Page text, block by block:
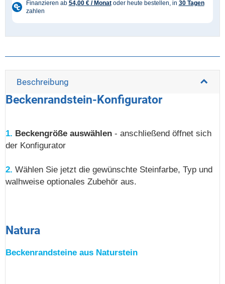
Beschreibung
Beckenrandstein-Konfigurator
1. Beckengröße auswählen - anschließend öffnet sich
der Konfigurator
2. Wählen Sie jetzt die gewünschte Steinfarbe, Typ und
walhweise optionales Zubehör aus.
Natura
Beckenrandsteine aus Naturstein